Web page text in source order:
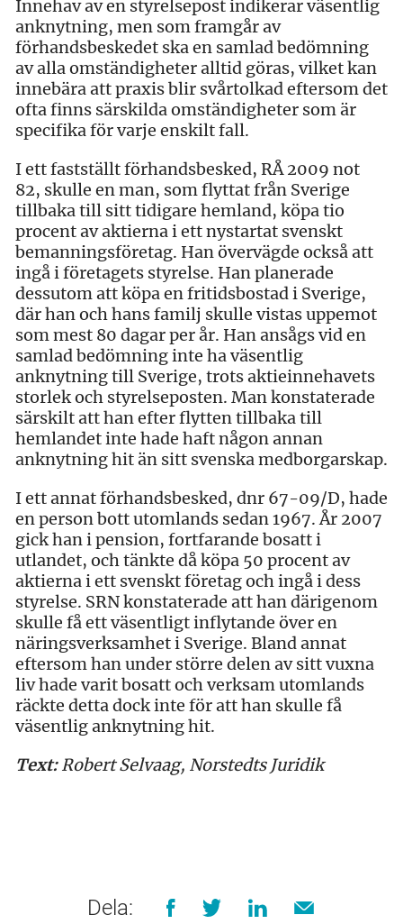
Innehav av en styrelsepost indikerar väsentlig
anknytning, men som framgår av
förhandsbeskedet ska en samlad bedömning
av alla omständigheter alltid göras, vilket kan
innebära att praxis blir svårtolkad eftersom det
ofta finns särskilda omständigheter som är
specifika för varje enskilt fall.
I ett fastställt förhandsbesked, RÅ 2009 not
82, skulle en man, som flyttat från Sverige
tillbaka till sitt tidigare hemland, köpa tio
procent av aktierna i ett nystartat svenskt
bemanningsföretag. Han övervägde också att
ingå i företagets styrelse. Han planerade
dessutom att köpa en fritidsbostad i Sverige,
där han och hans familj skulle vistas uppemot
som mest 80 dagar per år. Han ansågs vid en
samlad bedömning inte ha väsentlig
anknytning till Sverige, trots aktieinnehavets
storlek och styrelseposten. Man konstaterade
särskilt att han efter flytten tillbaka till
hemlandet inte hade haft någon annan
anknytning hit än sitt svenska medborgarskap.
I ett annat förhandsbesked, dnr 67-09/D, hade
en person bott utomlands sedan 1967. År 2007
gick han i pension, fortfarande bosatt i
utlandet, och tänkte då köpa 50 procent av
aktierna i ett svenskt företag och ingå i dess
styrelse. SRN konstaterade att han därigenom
skulle få ett väsentligt inflytande över en
näringsverksamhet i Sverige. Bland annat
eftersom han under större delen av sitt vuxna
liv hade varit bosatt och verksam utomlands
räckte detta dock inte för att han skulle få
väsentlig anknytning hit.
Text:Robert Selvaag, Norstedts Juridik
Dela: